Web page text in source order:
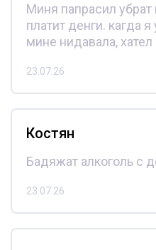
Миня папрасил
платит денги. кагда
мине нидавала,
23.07.26
Костян
Бадяжат алкоголь с
23.07.26